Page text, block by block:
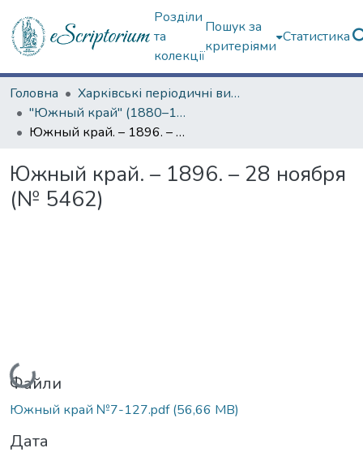
Розділи
та
колекції
Пошук за
критеріями
Статистика
Головна
Харківські періодичні видання
"Южный край" (1880–1919 гг.)
Южный край. – 1896. – 28 ноября (№ 5462)
Южный край. – 1896. – 28 ноября
(№ 5462)
Вантажиться...
Файли
Южный край №7-127.pdf(56,66 MB)
Дата